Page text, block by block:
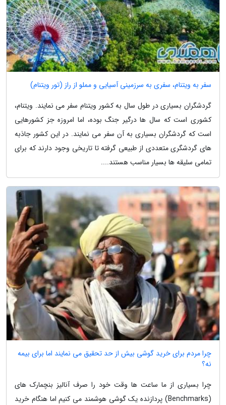
سفر به ویتنام، سفری به سرزمینی آسیایی و مملو از راز (تور ویتنام)
گردشگران بسیاری در طول سال به کشور ویتنام سفر می نمایند. ویتنام،
کشوری است که سال ها درگیر جنگ بوده، اما امروزه جز کشورهایی
است که گردشگران بسیاری به آن سفر می نمایند. در این کشور جاذبه
های گردشگری متعددی از طبیعی گرفته تا تاریخی وجود دارند که برای
تمامی سلیقه ها بسیار مناسب هستند....
چرا مردم برای خرید گوشی بیش از حد تحقیق می نمایند اما برای بیمه
نه؟
چرا بسیاری از ما ساعت ها وقت خود را صرف آنالیز بنچمارک های
(Benchmarks) پردازنده یک گوشی هوشمند می کنیم اما هنگام خرید